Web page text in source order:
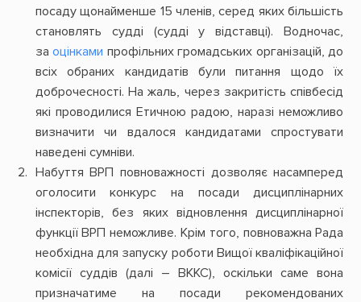
посаду щонайменше 15 членів, серед яких більшість
становлять судді (судді у відставці). Водночас,
заоцінками профільних громадських організацій, до
всіх обраних кандидатів були питання щодо їх
доброчесності. На жаль, через закритість співбесід
які проводилися Етичною радою, наразі неможливо
визначити чи вдалося кандидатами спростувати
наведені сумніви.
Набуття ВРП повноважності дозволяє насамперед
оголосити конкурс на посади дисциплінарних
інспекторів, без яких відновлення дисциплінарної
функції ВРП неможливе. Крім того, повноважна Рада
необхідна для запуску роботи Вищої кваліфікаційної
комісії суддів (далі – ВККС), оскільки саме вона
призначатиме на посади рекомендованих